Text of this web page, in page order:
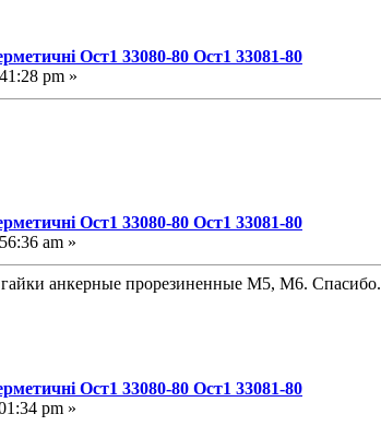
Ост1 33080-80 Ост1 33081-80
pm »
Ост1 33080-80 Ост1 33081-80
am »
гайки анкерные прорезиненные М5, М6. Спасибо.
Ост1 33080-80 Ост1 33081-80
pm »